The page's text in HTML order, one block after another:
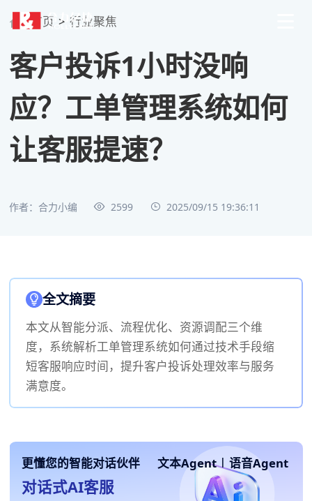
首页 > 行业聚焦
客户投诉1小时没响
应？工单管理系统如何
让客服提速？
作者：合力小编 2599 2025/09/15 19:36:11
全文摘要
本文从智能分派、流程优化、资源调配三个维
度，系统解析工单管理系统如何通过技术手段缩
短客服响应时间，提升客户投诉处理效率与服务
满意度。
更懂您的智能对话伙伴 文本Agent | 语音Agent
对话式AI客服